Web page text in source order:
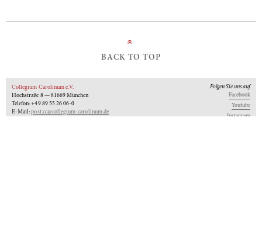
»
BACK TO TOP
Collegium Carolinum e.V.
Hochstraße 8 — 81669 München
Telefon: +49 89 55 26 06-0
E-Mail:post.cc@collegium-carolinum.de
Folgen Sie uns auf
Facebook
Youtube
Instagram